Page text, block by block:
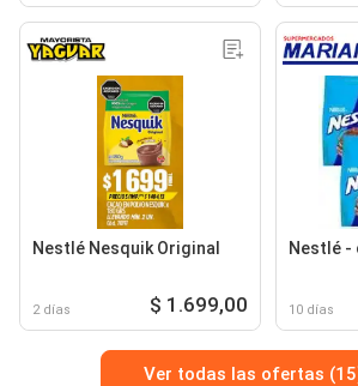
Nestlé Nesquik Original
2 días $ 1.699,00
Nestlé -
10 días
Ver todas las ofertas